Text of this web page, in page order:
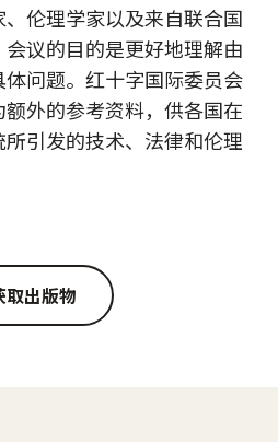
伦理学家以及来自联合国
议的目的是更好地理解由
问题。红十字国际委员会
外的参考资料，供各国在
引发的技术、法律和伦理
取出版物